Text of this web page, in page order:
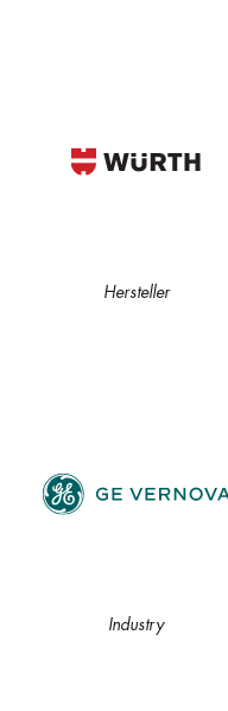
Hersteller
Industry